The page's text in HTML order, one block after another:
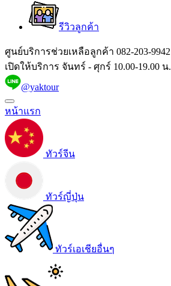
รีวิวลูกค้า
ศูนย์บริการช่วยเหลือลูกค้า 082-203-9942
เปิดให้บริการ จันทร์ - ศุกร์ 10.00-19.00 น.
@yaktour
หน้าแรก
ทัวร์จีน
ทัวร์ญี่ปุ่น
ทัวร์เอเชียอื่นๆ